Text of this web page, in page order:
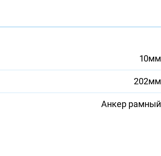
10мм
202мм
Анкер рамный